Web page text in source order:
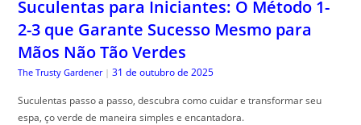
Suculentas para Iniciantes: O Método 1-
2-3 que Garante Sucesso Mesmo para
Mãos Não Tão Verdes
The Trusty Gardener | 31 de outubro de 2025
Suculentas passo a passo, descubra como cuidar e transformar seu
espa, ço verde de maneira simples e encantadora.